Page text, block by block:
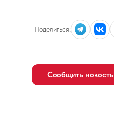
Поделиться:
Сообщить новость